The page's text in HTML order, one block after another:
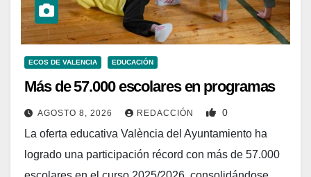
ECOS DE VALENCIA EDUCACIÓN
Más de 57.000 escolares en programas
AGOSTO 8, 2026 REDACCIÓN 0
La oferta educativa València del Ayuntamiento ha
logrado una participación récord con más de 57.000